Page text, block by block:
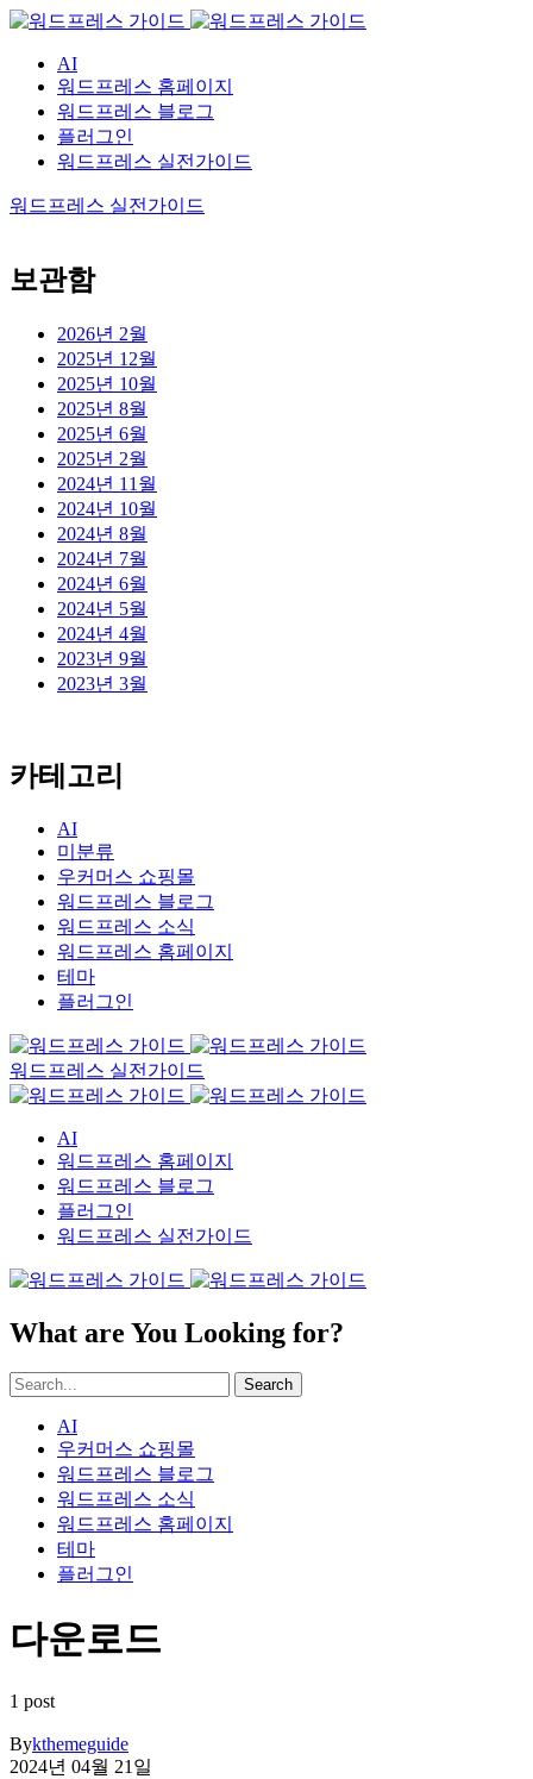
AI
워드프레스 홈페이지
워드프레스 블로그
플러그인
워드프레스 실전가이드
워드프레스 실전가이드
보관함
2026년 2월
2025년 12월
2025년 10월
2025년 8월
2025년 6월
2025년 2월
2024년 11월
2024년 10월
2024년 8월
2024년 7월
2024년 6월
2024년 5월
2024년 4월
2023년 9월
2023년 3월
카테고리
AI
미분류
우커머스 쇼핑몰
워드프레스 블로그
워드프레스 소식
워드프레스 홈페이지
테마
플러그인
워드프레스 실전가이드
AI
워드프레스 홈페이지
워드프레스 블로그
플러그인
워드프레스 실전가이드
What are You Looking for?
Search
AI
우커머스 쇼핑몰
워드프레스 블로그
워드프레스 소식
워드프레스 홈페이지
테마
플러그인
다운로드
1 post
Bykthemeguide
2024년 04월 21일